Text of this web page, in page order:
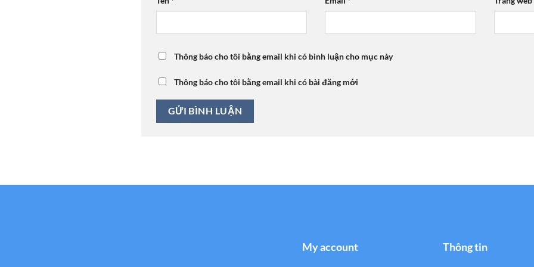
Thông báo cho tôi bằng email khi có bình luận cho mục này
Thông báo cho tôi bằng email khi có bài đăng mới
My account Thông tin